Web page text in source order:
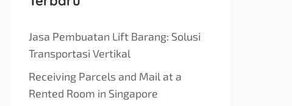
Jasa Pembuatan Lift Barang: Solusi
Transportasi Vertikal
Receiving Parcels and Mail at a
Rented Room in Singapore